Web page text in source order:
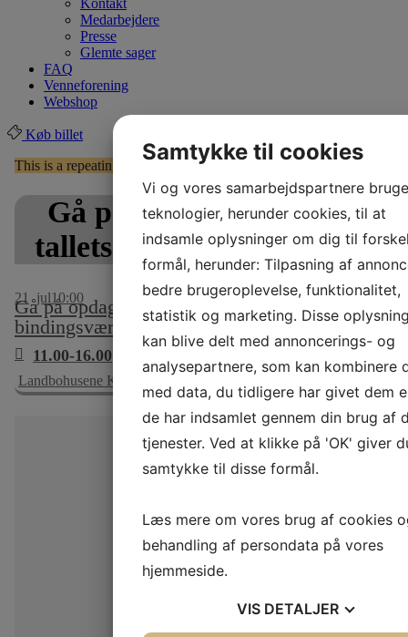
Kontakt
Medarbejdere
Presse
Glemte sager
FAQ
Venneforening
Webshop
Køb billet
This is a repeating event
20. juli 2026 10:00 22. juli 2026 10:00
Gå på opdagelse i 1800-
tallets bindingsværkshuse
21 jul10:00
Gå på opdagelse i 1800-tallets
bindingsværkshuse
11.00-16.00
Landbohusene Krikkebjerghuse, nr. 19
Samtykke til cookies
Vi og vores samarbejdspartnere
teknologier, herunder cookies, til at
indsamle oplysninger om dig til
formål, herunder: Tilpasning af
bedre brugeroplevelse, funktionalitet,
statistik og marketing. Disse
kan blive delt med annoncerings- og
analysepartnere, som kan kombinere
med data, du tidligere har givet dem
de har indsamlet gennem din brug af
tjenester. Ved at klikke på 'OK' giver
samtykke til disse formål.
Læs mere om vores brug af cookies
behandling af persondata på vores
hjemmeside.
VIS DETALJER